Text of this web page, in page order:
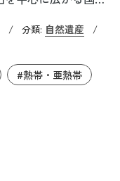
は、地元のドゥス
。6つの植物帯をも
ングルから高山エ
います。食虫植物
、世界最大の花と
/ 分類: 自然遺産
/
#熱帯・亜熱帯